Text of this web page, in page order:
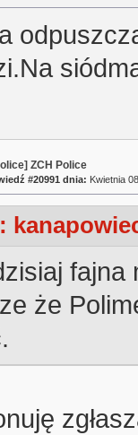
ZCH Police
#20991 dnia: Kwietnia
fajna
że